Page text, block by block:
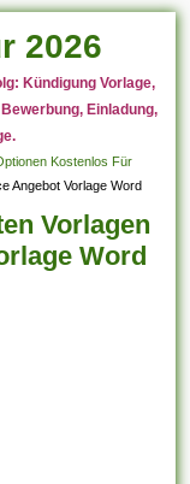
2026
Kündigung Vorlage,
Einladung,
Kostenlos Für
Angebot Vorlage Word
Vorlagen
Word